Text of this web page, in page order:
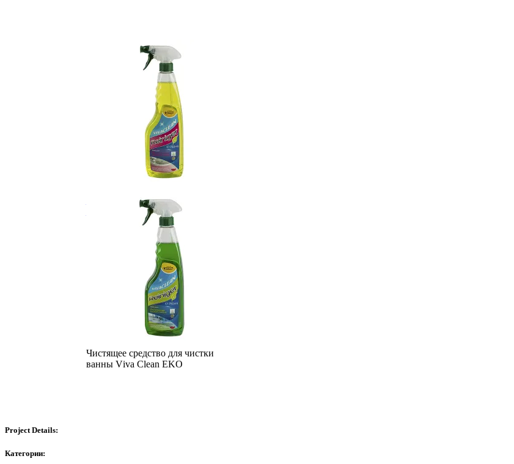
Чистящее средство для чистки
кухни Vіva Clean EKO
Чистящее средство для чистки
ванны Vіva Clean EKO
Project Details:
Категории: